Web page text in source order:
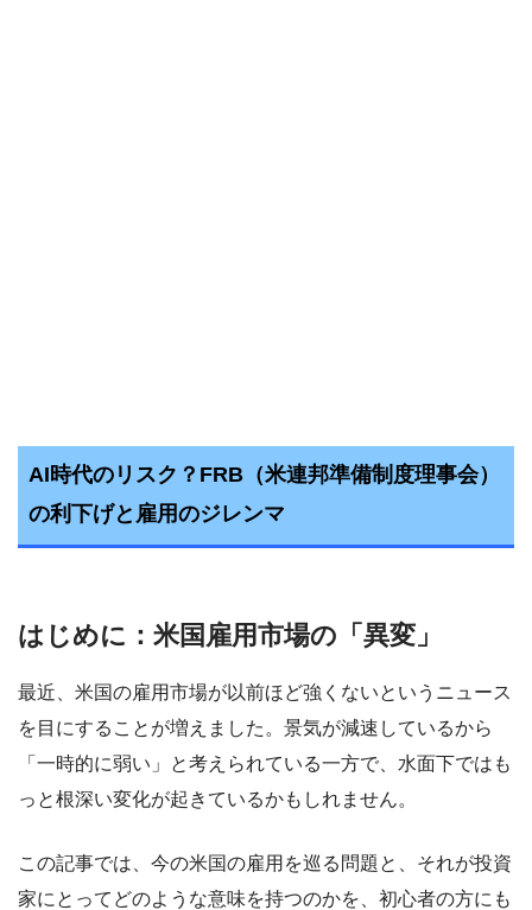
AI時代のリスク？FRB（米連邦準備制度理事会）
の利下げと雇用のジレンマ
はじめに：米国雇用市場の「異変」
最近、米国の雇用市場が以前ほど強くないというニュース
を目にすることが増えました。景気が減速しているから
「一時的に弱い」と考えられている一方で、水面下ではも
っと根深い変化が起きているかもしれません。
この記事では、今の米国の雇用を巡る問題と、それが投資
家にとってどのような意味を持つのかを、初心者の方にも